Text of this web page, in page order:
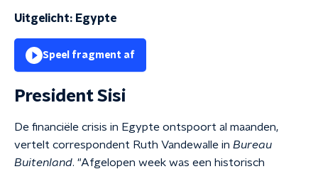
Uitgelicht: Egypte
Speel fragment af
President Sisi
De financiële crisis in Egypte ontspoort al maanden,
vertelt correspondent Ruth Vandewalle in Bureau
Buitenland. "Afgelopen week was een historisch